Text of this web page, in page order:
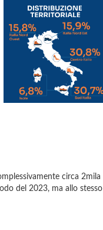
circa 2mila
del 2023, ma allo stesso